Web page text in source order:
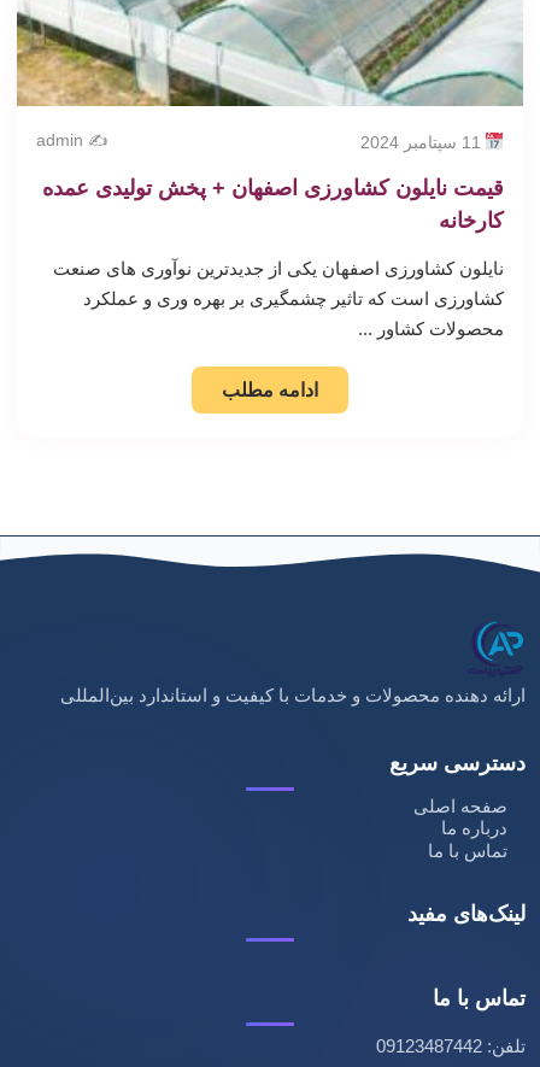
✍️ admin
قیمت نایلون کشاورزی اصفهان + پخش تولیدی عمده
کارخانه
نایلون کشاورزی اصفهان یکی از جدیدترین نوآوری های صنعت
کشاورزی است که تاثیر چشمگیری بر بهره وری و عملکرد
محصولات کشاور ...
ادامه مطلب
ارائه دهنده محصولات و خدمات با کیفیت و استاندارد بین‌المللی
دسترسی سریع
صفحه اصلی
درباره ما
تماس با ما
لینک‌های مفید
تماس با ما
تلفن: 09123487442